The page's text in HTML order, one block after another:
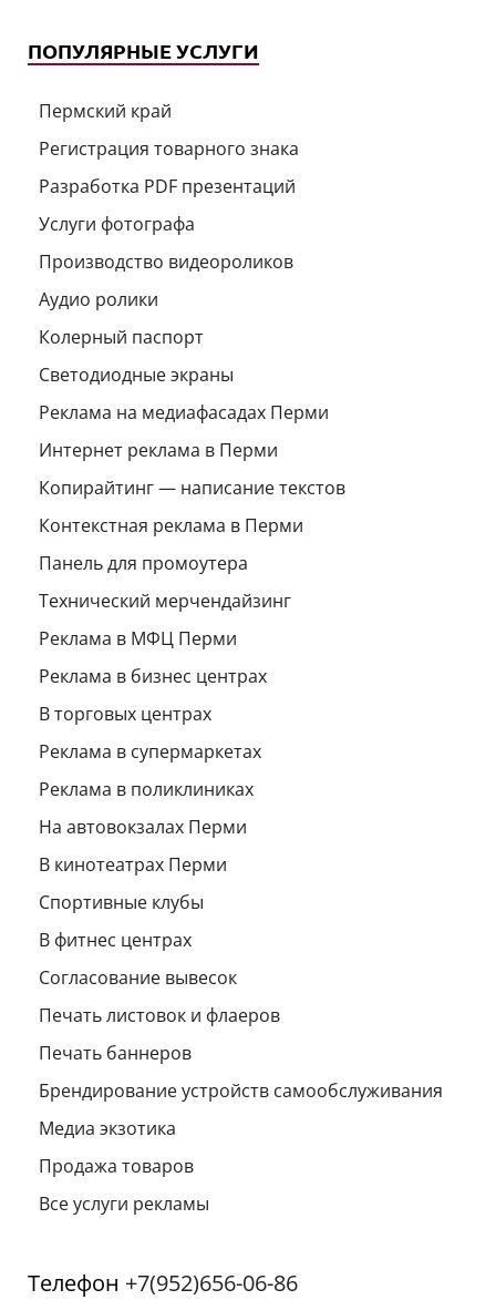
ПОПУЛЯРНЫЕ УСЛУГИ
Пермский край
Регистрация товарного знака
Разработка PDF презентаций
Услуги фотографа
Производство видеороликов
Аудио ролики
Колерный паспорт
Светодиодные экраны
Реклама на медиафасадах Перми
Интернет реклама в Перми
Копирайтинг — написание текстов
Контекстная реклама в Перми
Панель для промоутера
Технический мерчендайзинг
Реклама в МФЦ Перми
Реклама в бизнес центрах
В торговых центрах
Реклама в супермаркетах
Реклама в поликлиниках
На автовокзалах Перми
В кинотеатрах Перми
Спортивные клубы
В фитнес центрах
Согласование вывесок
Печать листовок и флаеров
Печать баннеров
Брендирование устройств самообслуживания
Медиа экзотика
Продажа товаров
Все услуги рекламы
Телефон +7(952)656-06-86